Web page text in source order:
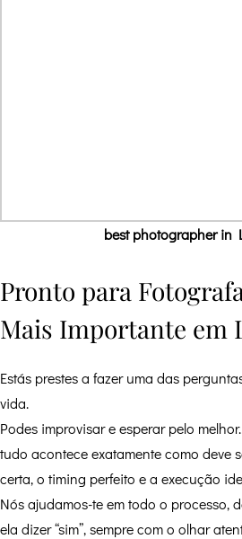
best photographer in
Pronto para
Mais Importante em
Estás prestes a fazer uma das
vida.
Podes improvisar e esperar pelo
tudo acontece exatamente como deve
certa, o timing perfeito e a execução
Nós ajudamos-te em todo o processo,
ela dizer “sim”, sempre com o olhar